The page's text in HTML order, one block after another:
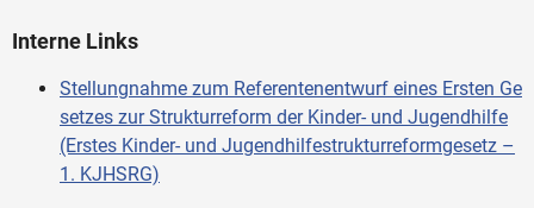
Interne Links
Stellungnahme zum Referentenentwurf eines Ersten Ge
setzes zur Strukturreform der Kinder- und Jugendhilfe
(Erstes Kinder- und Jugendhilfestrukturreformgesetz –
1. KJHSRG)